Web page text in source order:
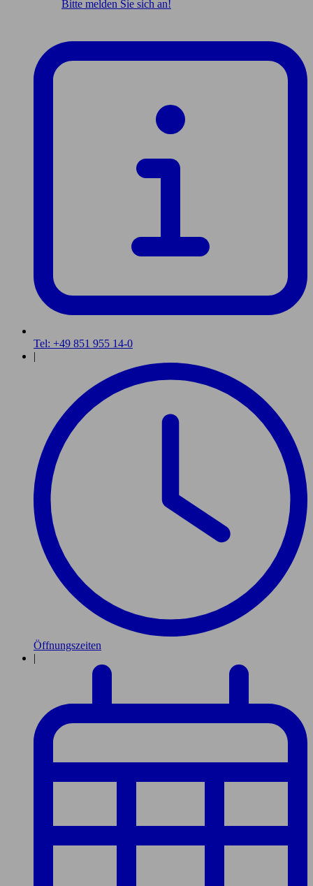
Bitte melden Sie sich an!
Tel: +49 851 955 14-0
|
Öffnungszeiten
|